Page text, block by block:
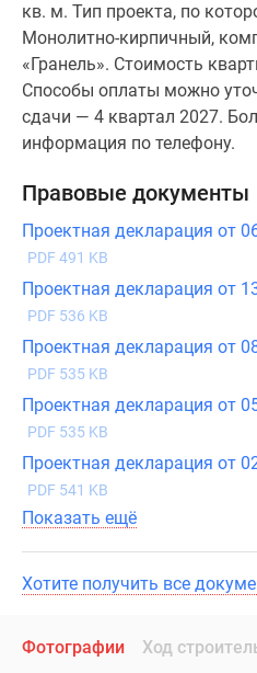
кв. м. Тип проекта, по
Монолитно-кирпичный,
«Гранель». Стоимость
Способы оплаты можно
сдачи — 4 квартал 2027.
информация по телефону.
Правовые документы
Проектная декларация от
PDF 491 KB
Проектная декларация от
PDF 536 KB
Проектная декларация от
PDF 535 KB
Проектная декларация от
PDF 535 KB
Проектная декларация от
PDF 541 KB
Показать ещё
Хотите получить все
Фотографии Ход